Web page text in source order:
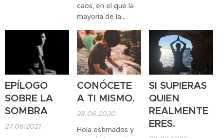
caos, en el que la
mayoría de la
siente desalentada
y desesperada es
fundamental
infundir coraje y
esperanza, una
esperanza basada
no solo en un
análisis intelectual
infantil, si no, en
felicidad y cuál es
la verdad, esa que
nos hacelibres de
las ataduras del
ego.
EPÍLOGO
SOBRE LA
SOMBRA
27.06.2021
CONÓCETE
A TI MISMO.
28.06.2020
Hola estimados y
SI SUPIERAS
QUIEN
REALMENTE
ERES.